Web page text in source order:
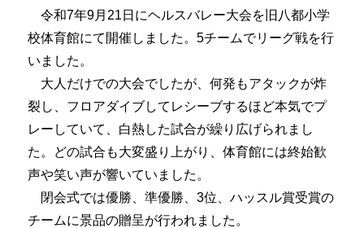
令和7年9月21日にヘルスバレー大会を旧八都小学
校体育館にて開催しました。5チームでリーグ戦を行
いました。
大人だけでの大会でしたが、何発もアタックが炸
裂し、フロアダイブしてレシーブするほど本気でプ
レーしていて、白熱した試合が繰り広げられまし
た。どの試合も大変盛り上がり、体育館には終始歓
声や笑い声が響いていました。
閉会式では優勝、準優勝、3位、ハッスル賞受賞の
チームに景品の贈呈が行われました。